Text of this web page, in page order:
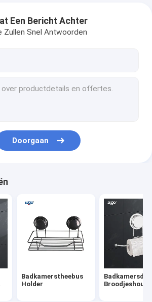
het badkamersproduct
Ring Holder
van de Hoekdouche
de tandenborstelkop
op
Een Bericht Achter
Zullen Snel Antwoorden
Doorgaan
Badkamerstheebus
Holder